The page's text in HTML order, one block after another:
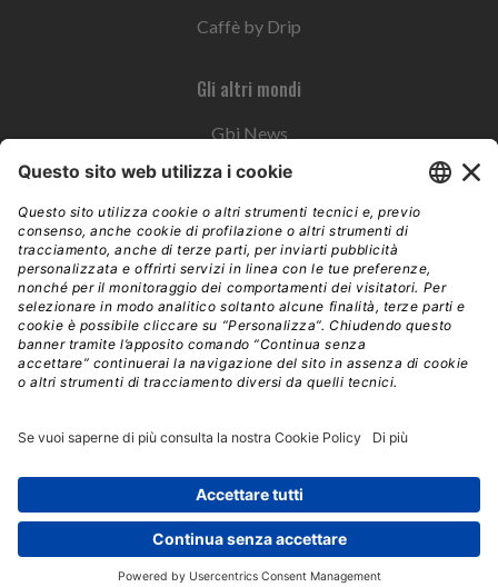
Caffè by Drip
Gli altri mondi
Gbi News
Instoremag
Esplora il gruppo
Edra Edizioni
Edizioni LSWR
LSWR Group
Mixer è un prodotto del network Edra Edizioni. Direzione, amministrazione,
redazione, pubblicità | © Copyright 2026 – Tutti i diritti riservati | Partita IVA e C.F.
14392510963